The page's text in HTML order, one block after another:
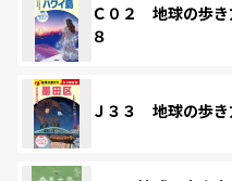
Ｃ０２ 地球の歩
８
Ｊ３３ 地球の歩